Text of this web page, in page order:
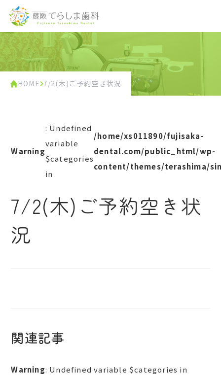
HOME 7/2(木)ご予約空き状況
Warning
: Undefined
variable
$categories
in
/home/xs011890/fujisaka-
dental.com/public_html/wp-
content/themes/terashima/
7/2(木)ご予約空き状
況
関連記事
Warning: Undefined variable $categories in